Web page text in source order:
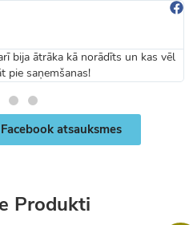
bija ātrāka kā norādīts un kas vēl
pie saņemšanas!
atsauksmes
Produkti